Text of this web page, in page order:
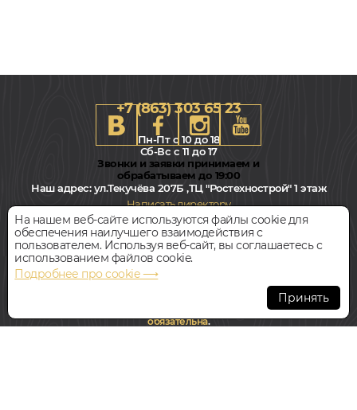
+7 (863) 303 65 23
Пн-Пт с 10 до 18
Сб-Вс с 11 до 17
Звонки и заявки принимаем и
обрабатываем до 19:00
Наш адрес:ул.Текучёва 207Б ,ТЦ "Ростехнострой" 1 этаж
Написать директору
Всегда свободная парковка
© Интернет-магазин Polvamvdom.ru 2011-2026. Все права
При копировании материалов прямая ссылка на сайт
обязательна.
На нашем веб-сайте используются файлы cookie для
обеспечения наилучшего взаимодействия с
пользователем. Используя веб-сайт, вы соглашаетесь с
использованием файлов cookie.
Подробнее про cookie ⟶
Принять